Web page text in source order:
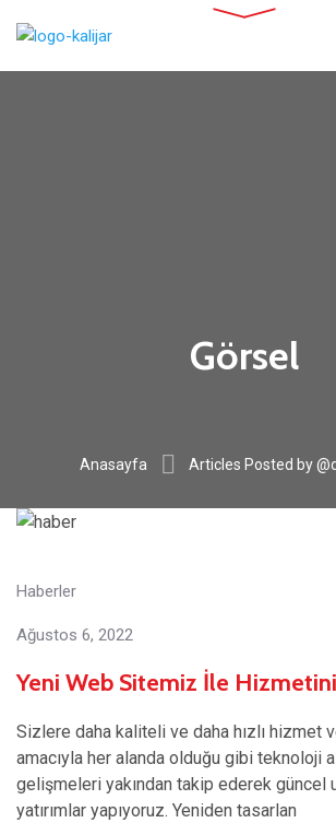
Görsel
Anasayfa Articles Posted by
Haberler
Ağustos 6, 2022
Yeni Web Sitemiz İle
Sizlere daha kaliteli ve daha hızlı hizmet
amacıyla her alanda olduğu gibi teknoloji
gelişmeleri yakından takip ederek güncel
yatırımlar yapıyoruz. Yeniden tasarlan